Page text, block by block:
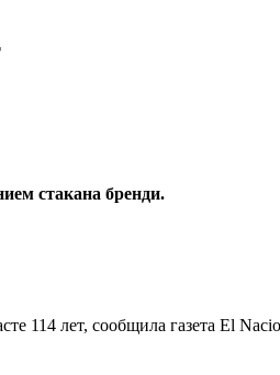
стакана бренди.
114 лет, сообщила газета El